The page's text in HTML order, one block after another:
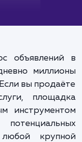
Если вы